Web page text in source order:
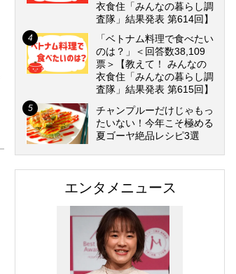
衣食住「みんなの暮らし調
査隊」結果発表 第614回】
「ベトナム料理で食べたい
のは？」＜回答数38,109
票＞【教えて！ みんなの
衣食住「みんなの暮らし調
査隊」結果発表 第615回】
チャンプルーだけじゃもっ
たいない！今年こそ極める
夏ゴーヤ絶品レシピ3選
エンタメニュース